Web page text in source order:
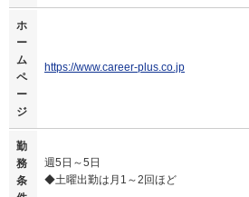
ホ
ー
ム
ペ
ー
ジ
https://www.career-plus.co.jp
勤
務
条
週5日～5日
◆土曜出勤は月1～2回ほど